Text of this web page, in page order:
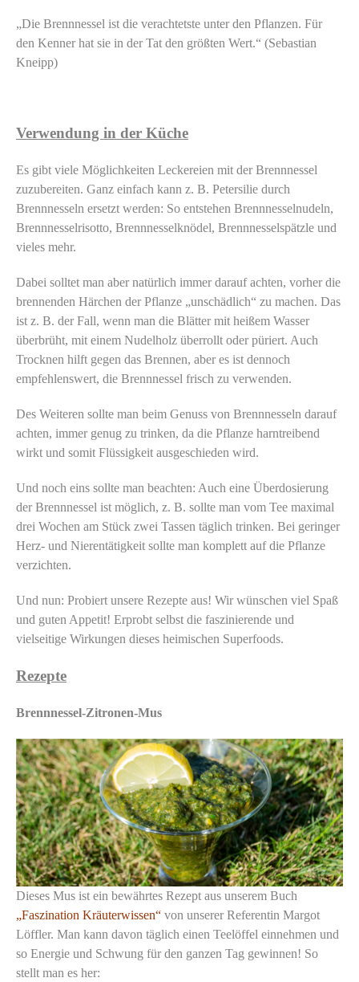
„Die Brennnessel ist die verachtetste unter den Pflanzen. Für
den Kenner hat sie in der Tat den größten Wert.“ (Sebastian
Kneipp)
Verwendung in der Küche
Es gibt viele Möglichkeiten Leckereien mit der Brennnessel
zuzubereiten. Ganz einfach kann z. B. Petersilie durch
Brennnesseln ersetzt werden: So entstehen Brennnesselnudeln,
Brennnesselrisotto, Brennnesselknödel, Brennnesselspätzle und
vieles mehr.
Dabei solltet man aber natürlich immer darauf achten, vorher die
brennenden Härchen der Pflanze „unschädlich“ zu machen. Das
ist z. B. der Fall, wenn man die Blätter mit heißem Wasser
überbrüht, mit einem Nudelholz überrollt oder püriert. Auch
Trocknen hilft gegen das Brennen, aber es ist dennoch
empfehlenswert, die Brennnessel frisch zu verwenden.
Des Weiteren sollte man beim Genuss von Brennnesseln darauf
achten, immer genug zu trinken, da die Pflanze harntreibend
wirkt und somit Flüssigkeit ausgeschieden wird.
Und noch eins sollte man beachten: Auch eine Überdosierung
der Brennnessel ist möglich, z. B. sollte man vom Tee maximal
drei Wochen am Stück zwei Tassen täglich trinken. Bei geringer
Herz- und Nierentätigkeit sollte man komplett auf die Pflanze
verzichten.
Und nun: Probiert unsere Rezepte aus! Wir wünschen viel Spaß
und guten Appetit! Erprobt selbst die faszinierende und
vielseitige Wirkungen dieses heimischen Superfoods.
Rezepte
Brennnessel-Zitronen-Mus
Dieses Mus ist ein bewährtes Rezept aus unserem Buch
„Faszination Kräuterwissen“ von unserer Referentin Margot
Löffler. Man kann davon täglich einen Teelöffel einnehmen und
so Energie und Schwung für den ganzen Tag gewinnen! So
stellt man es her: